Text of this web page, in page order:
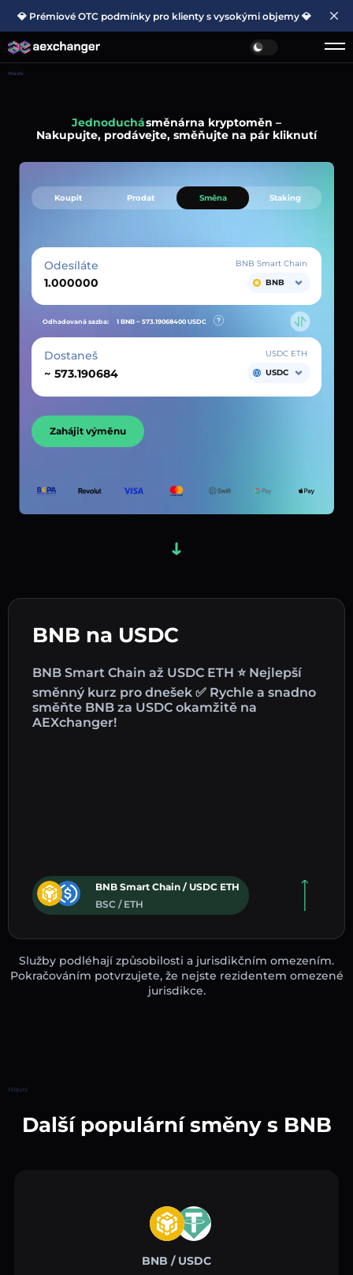
💎 Prémiové OTC podmínky pro klienty s vysokými objemy 💎
Hlavní
Jednoduchásměnárna kryptoměn –
Nakupujte, prodávejte, směňujte na pár kliknutí
BNB na USDC
BNB Smart Chain až USDC ETH ⭐ Nejlepší
směnný kurz pro dnešek ✅ Rychle a snadno
směňte BNB za USDC okamžitě na
AEXchanger!
BNB Smart Chain / USDC ETH
BSC / ETH
Koupit Prodat Směna Staking
Odesíláte
BNB Smart Chain
BNB
Odhadovaná sazba: 1 BNB ~ 573.19068400 USDC
Dostaneš
~
USDC ETH
USDC
Zahájit výměnu
Služby podléhají způsobilosti a jurisdikčním omezením.
Pokračováním potvrzujete, že nejste rezidentem omezené
jurisdikce.
Hlavní
Další populární směny s BNB
BNB / USDC